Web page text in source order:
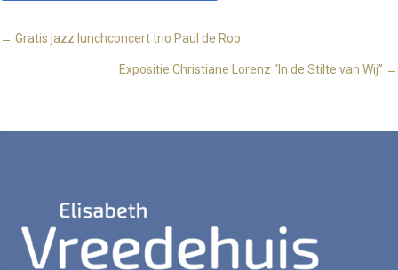
Posts
navigation
← Gratis jazz lunchconcert trio Paul de Roo
Expositie Christiane Lorenz “In de Stilte van Wij” →